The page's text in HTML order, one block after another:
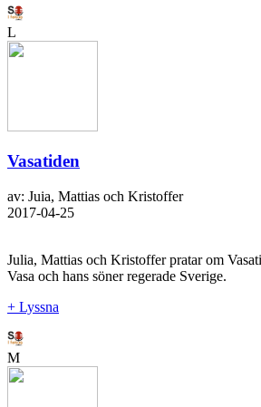
L
Vasatiden
av: Juia, Mattias och Kristoffer
2017-04-25
Julia, Mattias och Kristoffer pratar om
Vasa och hans söner regerade Sverige.
+ Lyssna
M